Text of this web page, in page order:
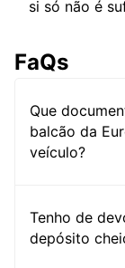
si só não é
FaQs
Que
balcão da
veículo?
Tenho de
depósito